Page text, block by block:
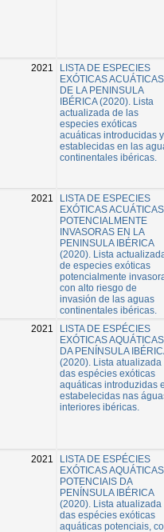
2021
LISTA DE ESPECIES
EXÓTICAS ACUÁTICAS
DE LA PENINSULA
IBÉRICA (2020). Lista
actualizada de las
especies exóticas
acuáticas introducidas y
establecidas en las
continentales ibéricas.
2021
LISTA DE ESPECIES
EXÓTICAS ACUÁTICAS
POTENCIALMENTE
INVASORAS EN LA
PENINSULA IBÉRICA
(2020). Lista
de especies exóticas
potencialmente
con alto riesgo de
invasión de las aguas
continentales ibéricas.
2021
LISTA DE ESPÉCIES
EXÓTICAS AQUÁTICAS
DA PENÍNSULA
(2020). Lista atualizada
das espécies exóticas
aquáticas introduzidas
estabelecidas nas
interiores ibéricas.
2021
LISTA DE ESPÉCIES
EXÓTICAS AQUÁTICAS
POTENCIAIS DA
PENÍNSULA IBÉRICA
(2020). Lista atualizada
das espécies exóticas
aquáticas potenciais,